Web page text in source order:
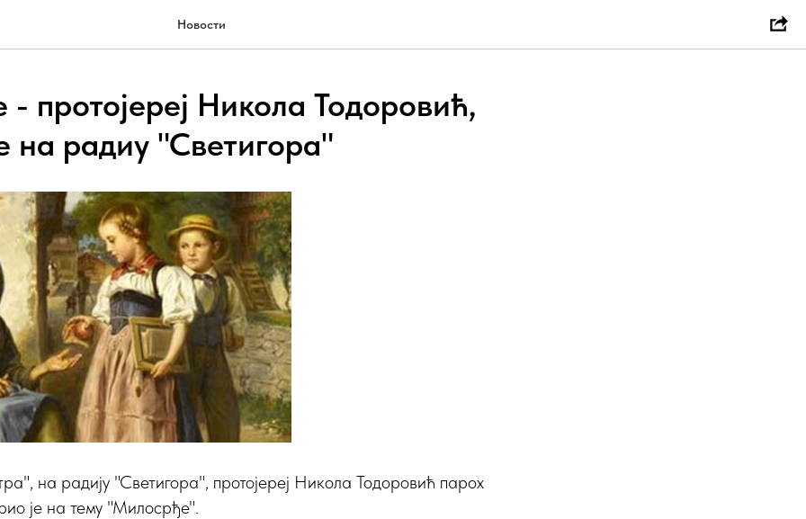
Новости
протојереј Никола Тодоровић,
на радиу "Светигора"
на радију "Светигора", протојереј Никола Тодоровић парох
је на тему "Милосрђе".